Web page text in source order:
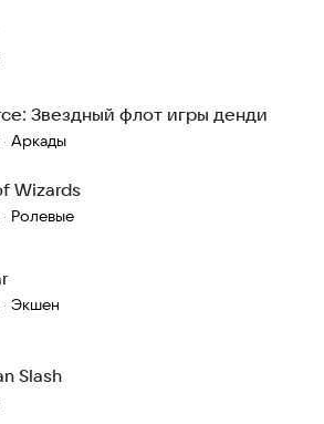
Звездный флот игры денди
· Аркады
Wizards
· Ролевые
· Экшен
Slash